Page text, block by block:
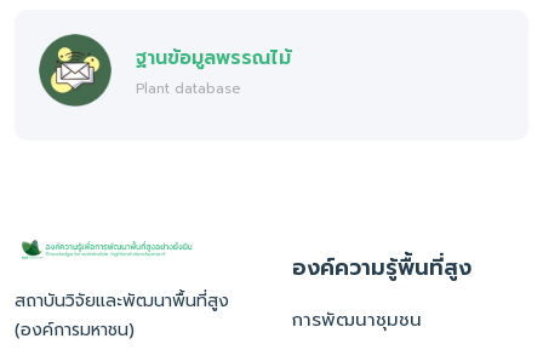
ฐานข้อมูลพรรณไม้
Plant database
สถาบันวิจัยและพัฒนาพื้นที่สูง
(องค์การมหาชน)
องค์ความรู้พื้นที่สูง
การพัฒนาชุมชน